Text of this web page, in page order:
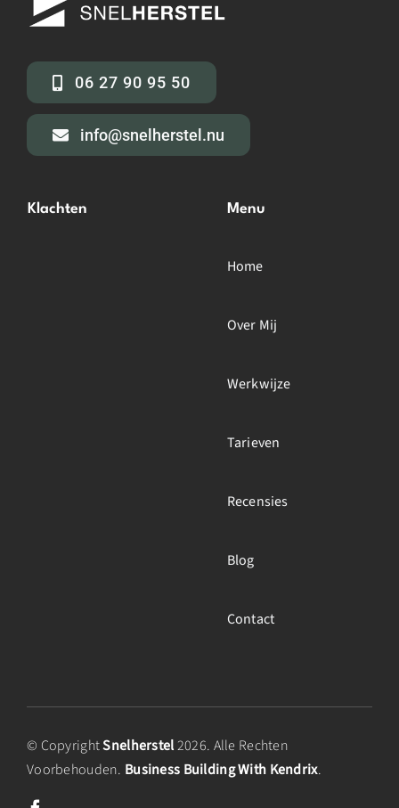
06 27 90 95 50
info@snelherstel.nu
Klachten Menu
Home
Over Mij
Werkwijze
Tarieven
Recensies
Blog
Contact
© CopyrightSnelherstel2026. Alle Rechten
Voorbehouden. Business Building With Kendrix.